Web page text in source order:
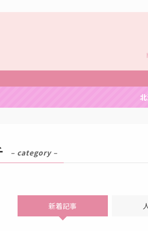
– category –
新着記事